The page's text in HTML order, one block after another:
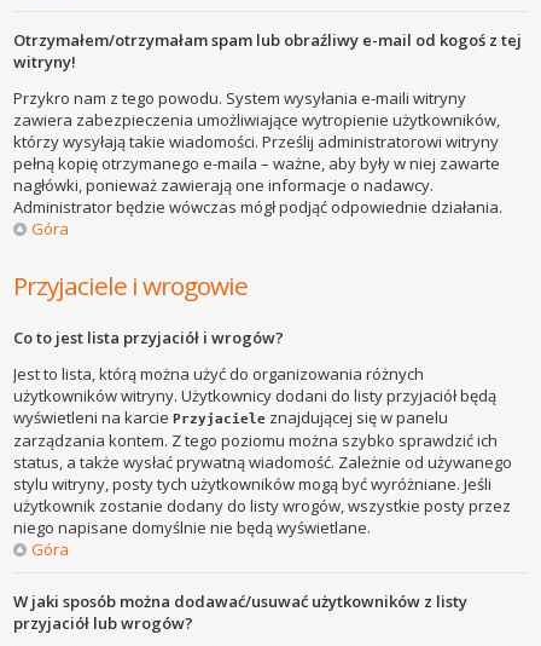
Otrzymałem/otrzymałam spam lub obraźliwy e-mail od kogoś z tej
witryny!
Przykro nam z tego powodu. System wysyłania e-maili witryny
zawiera zabezpieczenia umożliwiające wytropienie użytkowników,
którzy wysyłają takie wiadomości. Prześlij administratorowi witryny
pełną kopię otrzymanego e-maila – ważne, aby były w niej zawarte
nagłówki, ponieważ zawierają one informacje o nadawcy.
Administrator będzie wówczas mógł podjąć odpowiednie działania.
Góra
Przyjaciele i wrogowie
Co to jest lista przyjaciół i wrogów?
Jest to lista, którą można użyć do organizowania różnych
użytkowników witryny. Użytkownicy dodani do listy przyjaciół będą
wyświetleni na karciePrzyjaciele znajdującej się w panelu
zarządzania kontem. Z tego poziomu można szybko sprawdzić ich
status, a także wysłać prywatną wiadomość. Zależnie od używanego
stylu witryny, posty tych użytkowników mogą być wyróżniane. Jeśli
użytkownik zostanie dodany do listy wrogów, wszystkie posty przez
niego napisane domyślnie nie będą wyświetlane.
Góra
W jaki sposób można dodawać/usuwać użytkowników z listy
przyjaciół lub wrogów?